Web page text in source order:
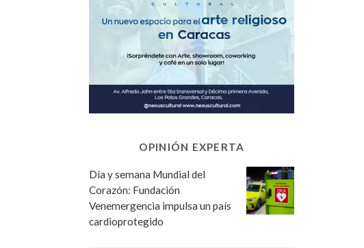
OPINIÓN EXPERTA
Día y semana Mundial del
Corazón: Fundación
Venemergencia impulsa un país
cardioprotegido